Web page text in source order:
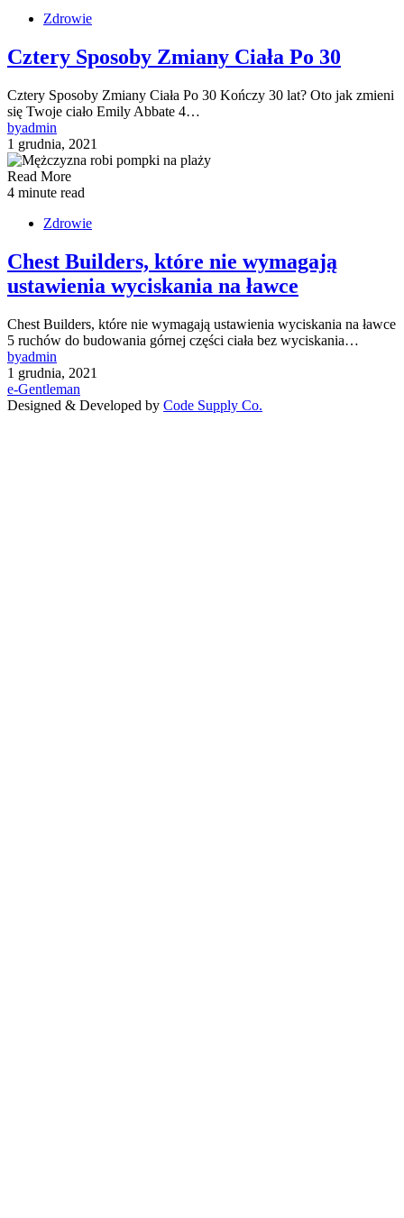
Zdrowie
Cztery Sposoby Zmiany Ciała Po 30
Cztery Sposoby Zmiany Ciała Po 30 Kończy 30 lat? Oto jak zmieni
się Twoje ciało Emily Abbate 4…
byadmin
1 grudnia, 2021
Read More
4 minute read
Zdrowie
Chest Builders, które nie wymagają
ustawienia wyciskania na ławce
Chest Builders, które nie wymagają ustawienia wyciskania na ławce
5 ruchów do budowania górnej części ciała bez wyciskania…
byadmin
1 grudnia, 2021
e-Gentleman
Designed & Developed by Code Supply Co.